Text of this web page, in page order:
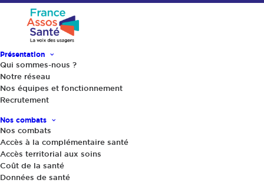
Présentation
Qui sommes-nous ?
Notre réseau
Nos équipes et fonctionnement
Recrutement
Nos combats
Nos combats
Accès à la complémentaire santé
Accès territorial aux soins
Coût de la santé
Données de santé
Accueil